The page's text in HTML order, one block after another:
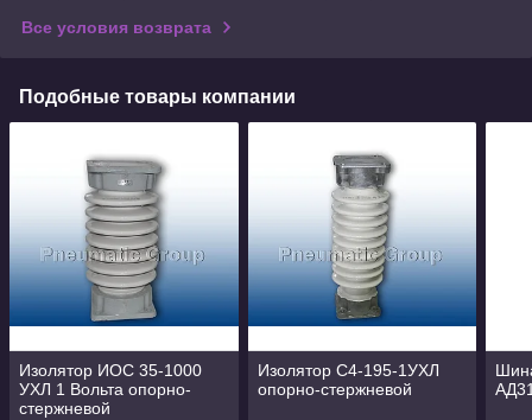
Все условия возврата
Подобные товары компании
Изолятор ИОС 35-1000
УХЛ 1 Вольта опорно-
стержневой
Изолятор С4-195-1УХЛ
опорно-стержневой